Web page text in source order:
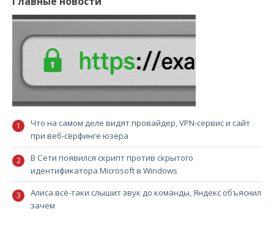
Что на самом деле видят провайдер, VPN-сервис и сайт
при веб-сёрфинге юзера
В Сети появился скрипт против скрытого
идентификатора Microsoft в Windows
Алиса всё-таки слышит звук до команды, Яндекс объяснил
зачем